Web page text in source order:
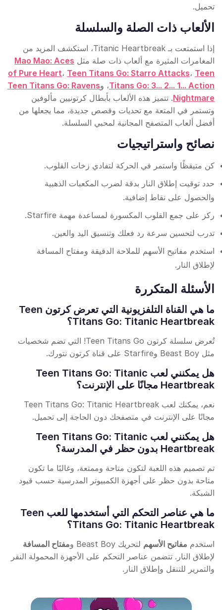
تحميل.
الألعاب ذات الصلة والسلسلة
إذا استمتعت بـ Titanic Heartbreak، استكشف المزيد من
المغامرات المثيرة مع ألعاب ذات صلة مثل Mao Mao: Aces
of Pure Heart، Teen Titans Go: Starro Attacks، Teen
Titans Go: 3... 2... 1... Action، وTeen Titans Go: Ravens
Nightmare. تتميز هذه الألعاب بأبطال كرتونيين مألوفين
وتستمر في المتعة مع تحديات وقصص جديدة، مما يجعلها من
أفضل ألعاب المتصفح المجانية لمحبي السلسلة.
نصائح واستراتيجيات
كن متيقظًا واستمر في الحركة لتفادي زخات القلوب.
حدد توقيت إطلاق النار بدقة لضرب المكعبات الذهبية
والحصول على نقاط إضافية.
ركز على جمع القلوب المكسورة لمساعدة مهمة Starfire.
تدرب لتحسين سرعة رد فعلك وتنسيق اليد والعين.
استخدم مفاتيح الأسهم للملاحة الدقيقة ومفتاح المسافة
لإطلاق النار.
الأسئلة المتكررة
ما هي القناة التلفزيونية التي تعرض كرتون Teen
Titans Go: Titanic Heartbreak؟
تُعرض سلسلة كرتون Teen Titans Go! التي تضم شخصيات
مثل Beast Boy وStarfire على قناة كرتون نتورك.
هل يمكنني لعب Teen Titans Go: Titanic
Heartbreak مجانًا على الإنترنت؟
نعم، يمكنك لعب Teen Titans Go: Titanic Heartbreak
مجانًا على الإنترنت في متصفحك دون الحاجة إلى تحميل.
هل يمكنني لعب Teen Titans Go: Titanic
Heartbreak بدون حظر في المدرسة؟
تم تصميم هذه اللعبة لتكون متاحة وممتعة، وغالبًا ما تكون
متاحة بدون حظر على أجهزة الكمبيوتر المدرسية حسب قيود
الشبكة.
ما هي عناصر التحكم التي أستخدمها للعب Teen
Titans Go: Titanic Heartbreak؟
استخدم مفاتيح الأسهم لتحريك Beast Boy و
مفتاح المسافة
لإطلاق النار. تتضمن عناصر التحكم على الأجهزة المحمولة النقر
والتمرير للتنقل وإطلاق النار.